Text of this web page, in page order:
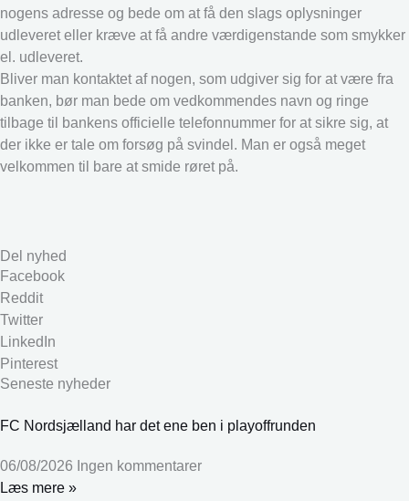
nogens adresse og bede om at få den slags oplysninger
udleveret eller kræve at få andre værdigenstande som smykker
el. udleveret.
Bliver man kontaktet af nogen, som udgiver sig for at være fra
banken, bør man bede om vedkommendes navn og ringe
tilbage til bankens officielle telefonnummer for at sikre sig, at
der ikke er tale om forsøg på svindel. Man er også meget
velkommen til bare at smide røret på.
Del nyhed
Facebook
Reddit
Twitter
LinkedIn
Pinterest
Seneste nyheder
FC Nordsjælland har det ene ben i playoffrunden
06/08/2026 Ingen kommentarer
Læs mere »